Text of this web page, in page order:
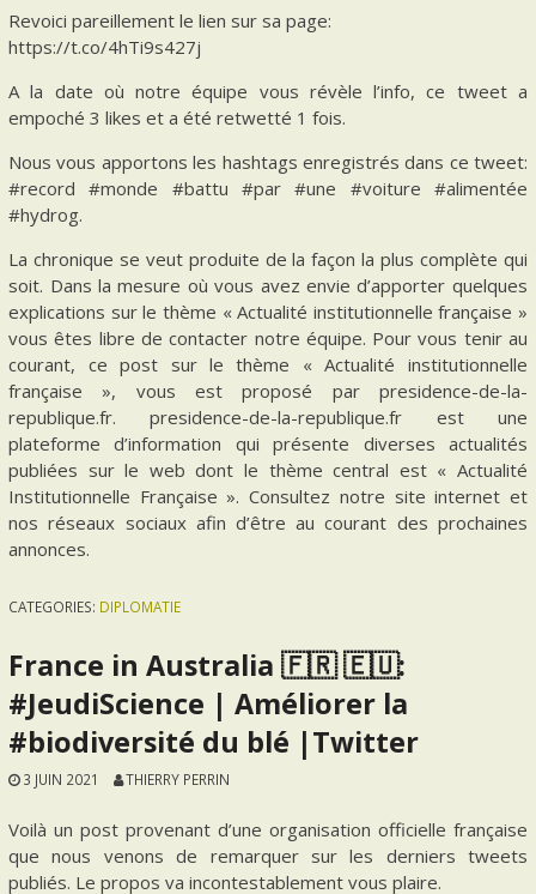
Revoici pareillement le lien sur sa page:
https://t.co/4hTi9s427j
A la date où notre équipe vous révèle l’info, ce tweet a
empoché 3 likes et a été retwetté 1 fois.
Nous vous apportons les hashtags enregistrés dans ce tweet:
#record #monde #battu #par #une #voiture #alimentée
#hydrog.
La chronique se veut produite de la façon la plus complète qui
soit. Dans la mesure où vous avez envie d’apporter quelques
explications sur le thème « Actualité institutionnelle française »
vous êtes libre de contacter notre équipe. Pour vous tenir au
courant, ce post sur le thème « Actualité institutionnelle
française », vous est proposé par presidence-de-la-
republique.fr. presidence-de-la-republique.fr est une
plateforme d’information qui présente diverses actualités
publiées sur le web dont le thème central est « Actualité
Institutionnelle Française ». Consultez notre site internet et
nos réseaux sociaux afin d’être au courant des prochaines
annonces.
CATEGORIES: DIPLOMATIE
France in Australia 🇫🇷 🇪🇺:
#JeudiScience | Améliorer la
#biodiversité du blé |Twitter
3 JUIN 2021 THIERRY PERRIN
Voilà un post provenant d’une organisation officielle française
que nous venons de remarquer sur les derniers tweets
publiés. Le propos va incontestablement vous plaire.